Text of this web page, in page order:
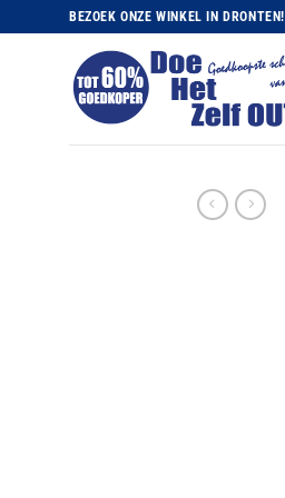
naar
BEZOEK ONZE WINKEL IN DRONTEN!